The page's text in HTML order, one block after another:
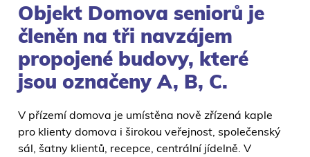
Objekt Domova seniorů je
členěn na tři navzájem
propojené budovy, které
jsou označeny A, B, C.
V přízemí domova je umístěna nově zřízená kaple
pro klienty domova i širokou veřejnost, společenský
sál, šatny klientů, recepce, centrální jídelně. V